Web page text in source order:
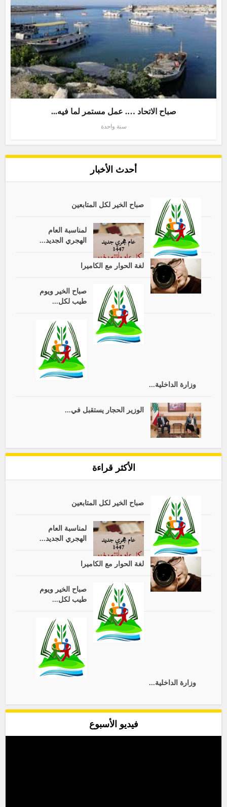
صباح الاتحاد …. عمل مستمر لما فيه...
سنة واحدة
أحدث الأخبار
صباح الخير لكل المتابعين
لمناسبة العام
الهجري الجديد...
لغة الحوار مع الكاميرا
صباح الخير ويوم
طيب لكل...
وزارة الداخلية...
الوزير الحجار يستقبل في...
الأكثر قراءة
صباح الخير لكل المتابعين
لمناسبة العام
الهجري الجديد...
لغة الحوار مع الكاميرا
صباح الخير ويوم
طيب لكل...
وزارة الداخلية...
فيديو الأسبوع